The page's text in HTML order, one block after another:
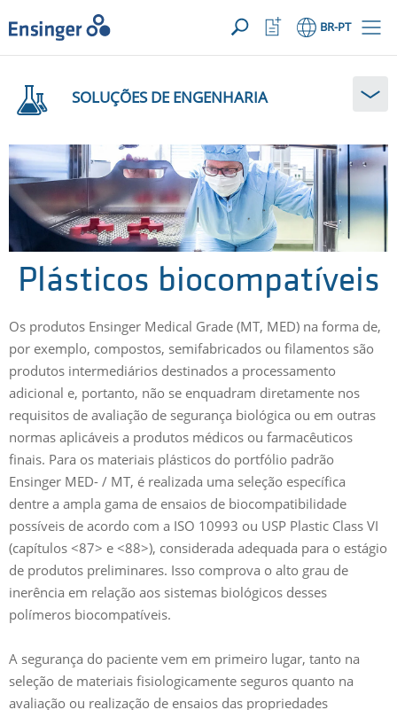
SUA SOLICITAÇÃO ({{productCount}} Products)
ABRIR
Início BR-PT
Abrir
lista
de
podemos
ajudá-
SOLUÇÕES DE ENGENHARIA
Plásticos biocompatíveis
Os produtos Ensinger Medical Grade (MT, MED) na forma de,
por exemplo, compostos, semifabricados ou filamentos são
produtos intermediários destinados a processamento
adicional e, portanto, não se enquadram diretamente nos
requisitos de avaliação de segurança biológica ou em outras
normas aplicáveis a produtos médicos ou farmacêuticos
finais. Para os materiais plásticos do portfólio padrão
Ensinger MED- / MT, é realizada uma seleção específica
dentre a ampla gama de ensaios de biocompatibilidade
possíveis de acordo com a ISO 10993 ou USP Plastic Class VI
(capítulos <87> e <88>), considerada adequada para o estágio
de produtos preliminares. Isso comprova o alto grau de
inerência em relação aos sistemas biológicos desses
polímeros biocompatíveis.
A segurança do paciente vem em primeiro lugar, tanto na
seleção de materiais fisiologicamente seguros quanto na
avaliação ou realização de ensaios das propriedades